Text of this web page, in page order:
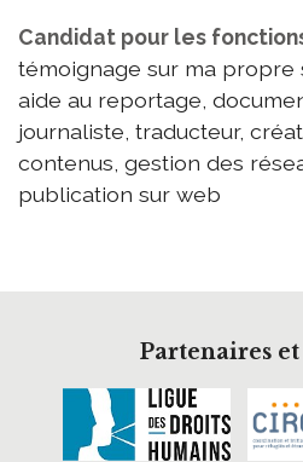
Candidat pour les
témoignage sur ma propre
aide au reportage,
journaliste, traducteur,
contenus, gestion des
publication sur web
Partenaires